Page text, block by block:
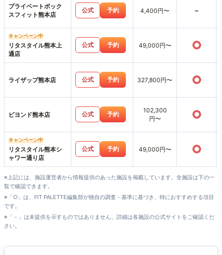
プライベートボック
スフィット熊本店
公式 予約 4,400円〜 -
キャンペーン中
リタスタイル熊本上
通店
公式 予約 49,000円〜 ○
ライザップ熊本店 公式 予約 327,800円〜 ○
ビヨンド熊本店 公式 予約
102,300
円〜
○
キャンペーン中
リタスタイル熊本シ
ャワー通り店
公式 予約 49,000円〜 ○
※上記には、施設運営者から情報提供のあった施設を掲載しています。全施設は下の一
覧で確認できます。
※「○」は、FIT PALETTE編集部が独自の調査・基準に基づき、特におすすめする項目
です。
※「－」は未提供を示すものではありません。詳細は各施設の公式サイトをご確認くだ
さい。